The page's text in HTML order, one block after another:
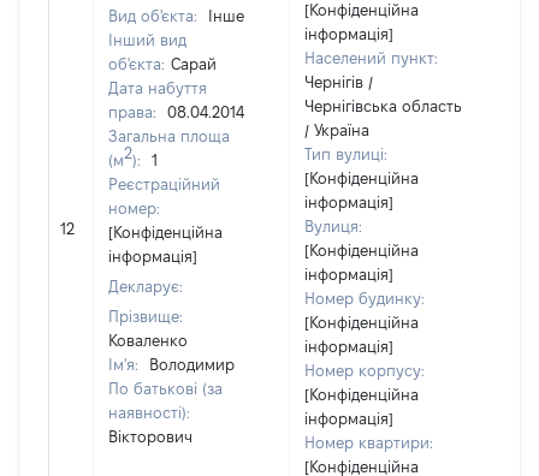
12
Вид об'єкта:
Інше
Інший вид
об'єкта: Сарай
Дата набуття
права:
08.04.2014
Загальна площа
(м2):
1
Реєстраційний
номер:
[Конфіденційна
інформація]
Декларує:
Прізвище:
Коваленко
Ім'я:
Володимир
По батькові (за
наявності):
Вікторович
[Конфіденційна
інформація]
Населений пункт:
Чернігів /
Чернігівська область
/ Україна
Тип вулиці:
[Конфіденційна
інформація]
Вулиця:
[Конфіденційна
інформація]
Номер будинку:
[Конфіденційна
інформація]
Номер корпусу:
[Конфіденційна
інформація]
Номер квартири:
[Конфіденційна